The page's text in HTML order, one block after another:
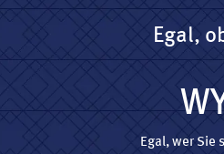
Egal,
Egal, wer Sie